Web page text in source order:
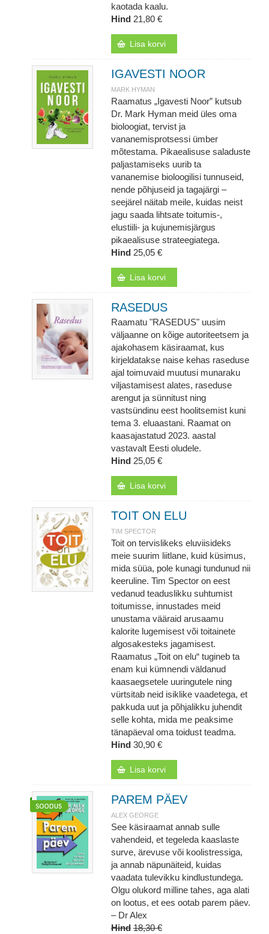
kaotada kaalu.
Hind 21,80 €
Lisa korvi
IGAVESTI NOOR
MARK HYMAN
Raamatus „Igavesti Noor” kutsub
Dr. Mark Hyman meid üles oma
bioloogiat, tervist ja
vananemisprotsessi ümber
mõtestama. Pikaealisuse saladuste
paljastamiseks uurib ta
vananemise bioloogilisi tunnuseid,
nende põhjuseid ja tagajärgi –
seejärel näitab meile, kuidas neist
jagu saada lihtsate toitumis-,
elustiili- ja kujunemisjärgus
pikaealisuse strateegiatega.
Hind 25,05 €
Lisa korvi
RASEDUS
Raamatu "RASEDUS" uusim
väljaanne on kõige autoriteetsem ja
ajakohasem käsiraamat, kus
kirjeldatakse naise kehas raseduse
ajal toimuvaid muutusi munaraku
viljastamisest alates, raseduse
arengut ja sünnitust ning
vastsündinu eest hoolitsemist kuni
tema 3. eluaastani. Raamat on
kaasajastatud 2023. aastal
vastavalt Eesti oludele.
Hind 25,05 €
Lisa korvi
TOIT ON ELU
TIM SPECTOR
Toit on tervislikeks eluviisideks
meie suurim liitlane, kuid küsimus,
mida süüa, pole kunagi tundunud nii
keeruline. Tim Spector on eest
vedanud teaduslikku suhtumist
toitumisse, innustades meid
unustama vääraid arusaamu
kalorite lugemisest või toitainete
algosakesteks jagamisest.
Raamatus „Toit on elu“ tugineb ta
enam kui kümnendi väldanud
kaasaegsetele uuringutele ning
vürtsitab neid isiklike vaadetega, et
pakkuda uut ja põhjalikku juhendit
selle kohta, mida me peaksime
tänapäeval oma toidust teadma.
Hind 30,90 €
Lisa korvi
PAREM PÄEV
ALEX GEORGE
See käsiraamat annab sulle
vahendeid, et tegeleda kaaslaste
surve, ärevuse või koolistressiga,
ja annab näpunäiteid, kuidas
vaadata tulevikku kindlustundega.
Olgu olukord milline tahes, aga alati
on lootus, et ees ootab parem päev.
– Dr Alex
Hind 18,30 €